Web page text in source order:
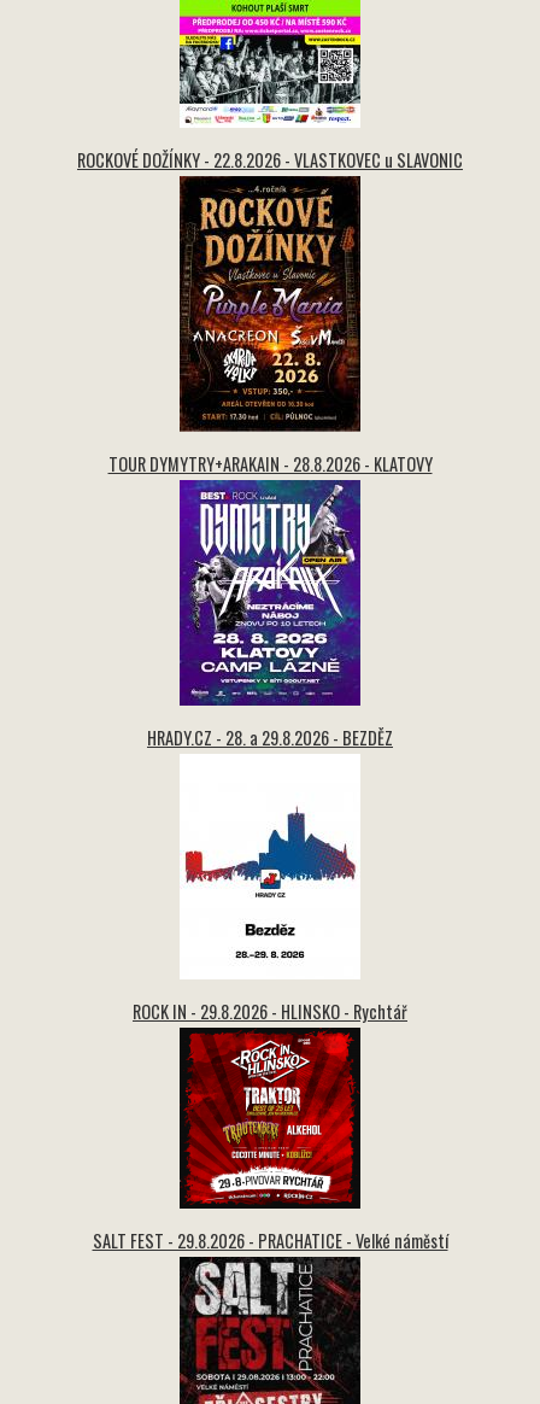
ROCKOVÉ DOŽÍNKY - 22.8.2026 - VLASTKOVEC u SLAVONIC
TOUR DYMYTRY+ARAKAIN - 28.8.2026 - KLATOVY
HRADY.CZ - 28. a 29.8.2026 - BEZDĚZ
ROCK IN - 29.8.2026 - HLINSKO - Rychtář
SALT FEST - 29.8.2026 - PRACHATICE - Velké náměstí